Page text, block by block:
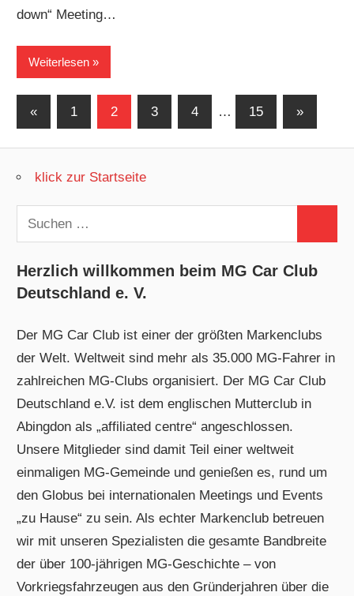
down“ Meeting…
Weiterlesen
Seitennummerierung
Beiträge
«Vorherige
1 2 3 4 … 15
Nächste
»
klick zur Startseite
Suchen
nach:
Herzlich willkommen beim MG Car Club
Deutschland e. V.
Der MG Car Club ist einer der größten Markenclubs
der Welt. Weltweit sind mehr als 35.000 MG-Fahrer in
zahlreichen MG-Clubs organisiert. Der MG Car Club
Deutschland e.V. ist dem englischen Mutterclub in
Abingdon als „affiliated centre“ angeschlossen.
Unsere Mitglieder sind damit Teil einer weltweit
einmaligen MG-Gemeinde und genießen es, rund um
den Globus bei internationalen Meetings und Events
„zu Hause“ zu sein. Als echter Markenclub betreuen
wir mit unseren Spezialisten die gesamte Bandbreite
der über 100-jährigen MG-Geschichte – von
Vorkriegsfahrzeugen aus den Gründerjahren über die